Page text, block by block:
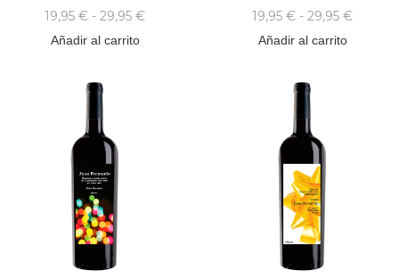
19,95 € - 29,95 €
Añadir al carrito
19,95 € - 29,95 €
Añadir al carrito